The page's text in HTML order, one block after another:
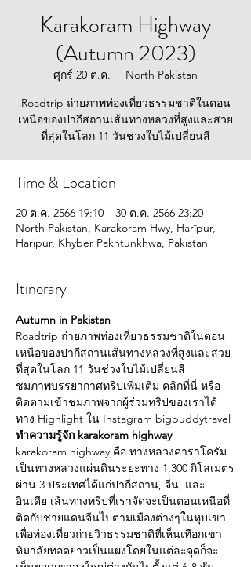
Karakoram Highway
(Autumn 2023)
ศุกร์ 20 ต.ค.
  |
North Pakistan
Roadtrip ถ่ายภาพท่องเที่ยวธรรมชาติในตอน
เหนือของปากีสถานเส้นทางหลวงที่สูงและสวย
ที่สุดในโลก 11 วันช่วงใบไม้เปลี่ยนสี
Time & Location
20 ต.ค. 2566 19:10 – 30 ต.ค. 2566 23:20
North Pakistan, Karakoram Hwy, Harīpur,
Haripur, Khyber Pakhtunkhwa, Pakistan
Itinerary
Autumn in Pakistan
Roadtrip ถ่ายภาพท่องเที่ยวธรรมชาติในตอน
เหนือของปากีสถานเส้นทางหลวงที่สูงและสวย
ที่สุดในโลก 11 วันช่วงใบไม้เปลี่ยนสี
ชมภาพบรรยากาศทริปเพิ่มเติม คลิกที่นี่ หรือ
ติดตามเข้าชมภาพจากผู้ร่วมทริปของเราได้
ทาง Highlight ใน Instagram bigbuddytravel
ทำความรู้จัก karakoram highway
karakoram highway คือ ทางหลวงคาราโครัม
เป็นทางหลวงแผ่นดินระยะทาง 1,300 กิโลเมตร
ผ่าน 3 ประเทศได้แก่ปากีสถาน, จีน, และ
อินเดีย เส้นทางทริปที่เราจัดจะเป็นตอนเหนือที่
ติดกับชายแดนจีนไปตามเมืองต่างๆในหุบเขา
เพื่อท่องเที่ยวถ่ายวิวธรรมชาติที่เห็นเทือกเขา
หิมาลัยทอดยาวเป็นแผงโดยในแต่ละจุดก็จะ